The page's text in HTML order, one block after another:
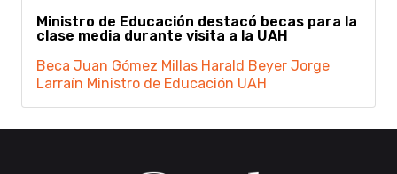
Ministro de Educación destacó becas para la
clase media durante visita a la UAH
Beca Juan Gómez Millas Harald Beyer Jorge
Larraín Ministro de Educación UAH